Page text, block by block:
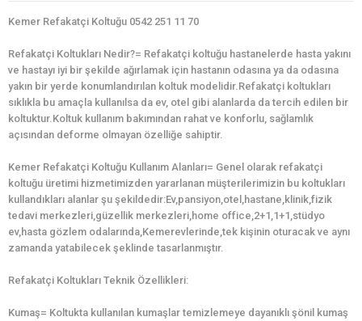
Kemer Refakatçi Koltuğu 0542 251 11 70
Refakatçi Koltukları Nedir?= Refakatçi koltuğu hastanelerde hasta yakını
ve hastayı iyi bir şekilde ağırlamak için hastanın odasına ya da odasına
yakın bir yerde konumlandırılan koltuk modelidir.Refakatçi koltukları
sıklıkla bu amaçla kullanılsa da ev, otel gibi alanlarda da tercih edilen bir
koltuktur.Koltuk kullanım bakımından rahat ve konforlu, sağlamlık
açısından deforme olmayan özelliğe sahiptir.
Kemer Refakatçi Koltuğu Kullanım Alanları= Genel olarak refakatçi
koltuğu üretimi hizmetimizden yararlanan müşterilerimizin bu koltukları
kullandıkları alanlar şu şekildedir:Ev,pansiyon,otel,hastane,klinik,fizik
tedavi merkezleri,güzellik merkezleri,home office,2+1,1+1,stüdyo
ev,hasta gözlem odalarında,Kemerevlerinde,tek kişinin oturacak ve aynı
zamanda yatabilecek şeklinde tasarlanmıştır.
Refakatçi Koltukları Teknik Özellikleri:
Kumaş= Koltukta kullanılan kumaşlar temizlemeye dayanıklı şönil kumaş